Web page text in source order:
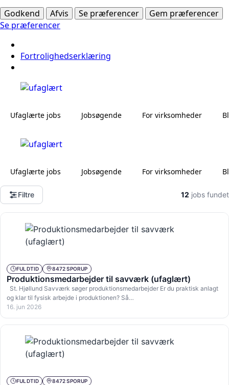
Godkend
Afvis Se præferencer
Gem præferencer
Se præferencer
Fortrolighedserklæring
Ufaglærte jobs Jobsøgende For virksomheder
Ufaglærte jobs Jobsøgende For virksomheder
Filtre 12 jobs fundet
FULDTID 8472 SPORUP
Produktionsmedarbejder til savværk (ufaglært)
St. Hjøllund Savværk søger produktionsmedarbejder Er du praktisk anlagt
og klar til fysisk arbejde i produktionen? Så…
16. jun 2026
FULDTID 8472 SPORUP